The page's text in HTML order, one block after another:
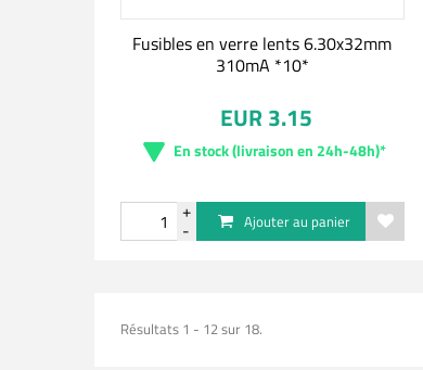
Fusibles en verre lents 6.30x32mm
310mA *10*
EUR 3.15
En stock (livraison en 24h-48h)*
Ajouter au panier
Résultats 1 - 12 sur 18.